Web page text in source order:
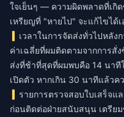
ใจเย็นๆ — ความผิดพลาดที่เกิ
เหรียญที่ "หายไป" จะแก้ไขได้
เวลาในการจัดส่งทั่วไปหลัง
ค่าเฉลี่ยที่ผมติดตามจากการสั่ง
ส่งที่ช้าที่สุดที่ผมพบคือ 14 นา
เปิดตัว หากเกิน 30 นาทีแล้วค
รายการตรวจสอบใบเสร็จแ
ก่อนติดต่อฝ่ายสนับสนุน เตรีย